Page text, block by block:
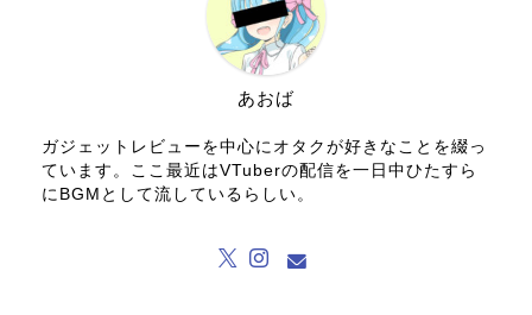
あおば
ガジェットレビューを中心にオタクが好きなことを綴っ
ています。ここ最近はVTuberの配信を一日中ひたすら
にBGMとして流しているらしい。